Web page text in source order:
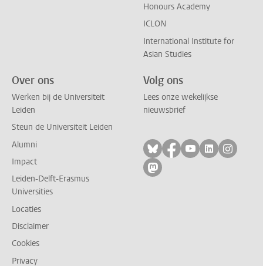
Honours Academy
ICLON
International Institute for
Asian Studies
Over ons
Werken bij de Universiteit
Leiden
Steun de Universiteit Leiden
Alumni
Impact
Leiden-Delft-Erasmus
Universities
Locaties
Disclaimer
Cookies
Privacy
Volg ons
Lees onze wekelijkse
nieuwsbrief
Volg ons op bluesky
Volg ons op
Volg ons op
Volg ons
Volg
Volg ons op mastodon